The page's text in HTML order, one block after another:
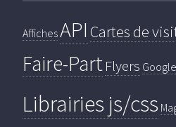
AffichesAPI Cartes de
Faire-PartFlyers
Librairies js/css